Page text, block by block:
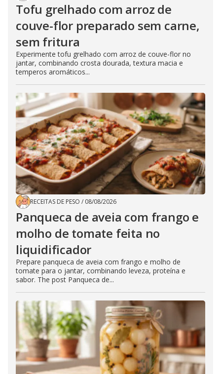
Tofu grelhado com arroz de
couve-flor preparado sem carne,
sem fritura
Experimente tofu grelhado com arroz de couve-flor no
jantar, combinando crosta dourada, textura macia e
temperos aromáticos...
RECEITAS DE PESO / 08/08/2026
Panqueca de aveia com frango e
molho de tomate feita no
liquidificador
Prepare panqueca de aveia com frango e molho de
tomate para o jantar, combinando leveza, proteína e
sabor. The post Panqueca de...